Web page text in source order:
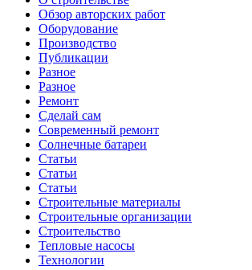
Обзор авторских работ
Оборудование
Производство
Публикации
Разное
Разное
Ремонт
Сделай сам
Современный ремонт
Солнечные батареи
Статьи
Статьи
Статьи
Строительные материалы
Строительные организации
Строительство
Тепловые насосы
Технологии